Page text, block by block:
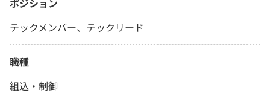
ポジション
テックメンバー、テックリード
職種
組込・制御